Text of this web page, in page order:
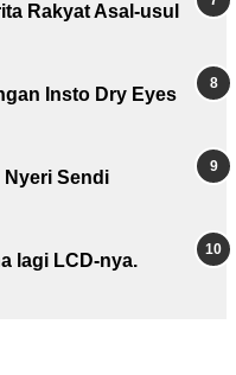
Rakyat Asal-usul
Insto Dry Eyes
Nyeri Sendi
lagi LCD-nya.